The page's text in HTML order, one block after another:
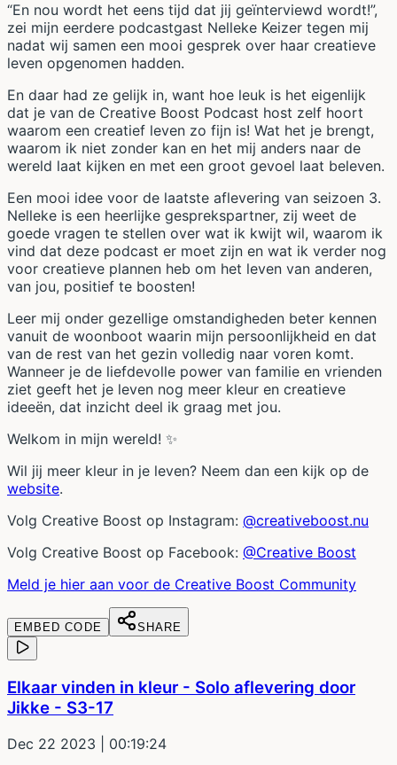
“En nou wordt het eens tijd dat jij geïnterviewd wordt!”,
zei mijn eerdere podcastgast Nelleke Keizer tegen mij
nadat wij samen een mooi gesprek over haar creatieve
leven opgenomen hadden.
En daar had ze gelijk in, want hoe leuk is het eigenlijk
dat je van de Creative Boost Podcast host zelf hoort
waarom een creatief leven zo fijn is! Wat het je brengt,
waarom ik niet zonder kan en het mij anders naar de
wereld laat kijken en met een groot gevoel laat beleven.
Een mooi idee voor de laatste aflevering van seizoen 3.
Nelleke is een heerlijke gesprekspartner, zij weet de
goede vragen te stellen over wat ik kwijt wil, waarom ik
vind dat deze podcast er moet zijn en wat ik verder nog
voor creatieve plannen heb om het leven van anderen,
van jou, positief te boosten!
Leer mij onder gezellige omstandigheden beter kennen
vanuit de woonboot waarin mijn persoonlijkheid en dat
van de rest van het gezin volledig naar voren komt.
Wanneer je de liefdevolle power van familie en vrienden
ziet geeft het je leven nog meer kleur en creatieve
ideeën, dat inzicht deel ik graag met jou.
Welkom in mijn wereld! ✨
Wil jij meer kleur in je leven? Neem dan een kijk op de
website.
Volg Creative Boost op Instagram: @creativeboost.nu
Volg Creative Boost op Facebook: @Creative Boost
Meld je hier aan voor de Creative Boost Community
EMBED CODE SHARE
Elkaar vinden in kleur - Solo aflevering door
Jikke - S3-17
Dec 22 2023 | 00:19:24